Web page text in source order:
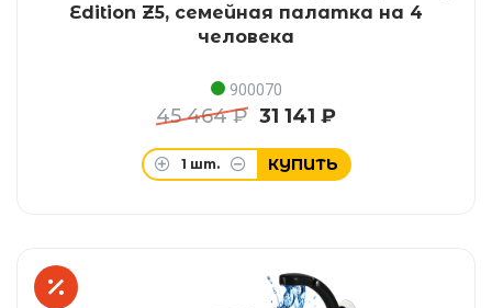
Edition Z5, семейная палатка на 4
человека
900070
45 464 ₽ 31 141 ₽
1 шт. КУПИТЬ